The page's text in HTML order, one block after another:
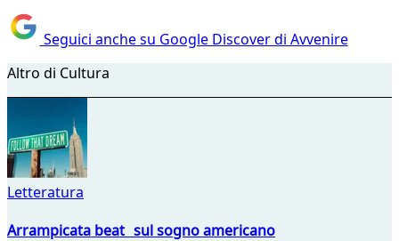
Seguici anche su Google Discover di Avvenire
Altro di Cultura
Letteratura
Arrampicata beat sul sogno americano